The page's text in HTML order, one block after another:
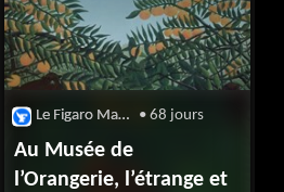
Le Figaro Magazine • 68 jours
Au Musée de
l’Orangerie, l’étrange et